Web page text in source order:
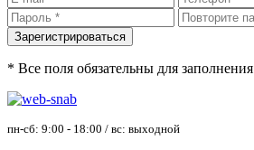
* Все поля обязательны для заполнения
пн-сб: 9:00 - 18:00 / вс: выходной